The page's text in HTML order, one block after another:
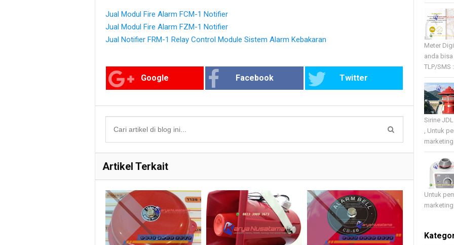
Jual Modul Fire Alarm FCM-1 Notifier
Jual Modul Fire Alarm FZM-1 Notifier
Jual Notifier FRM-1 Relay Control Module Sistem Alarm Kebakaran
Google Facebook Twitter
Artikel Terkait
Meter
anda
TLP/SMS
Sirine
, Untuk
Untuk